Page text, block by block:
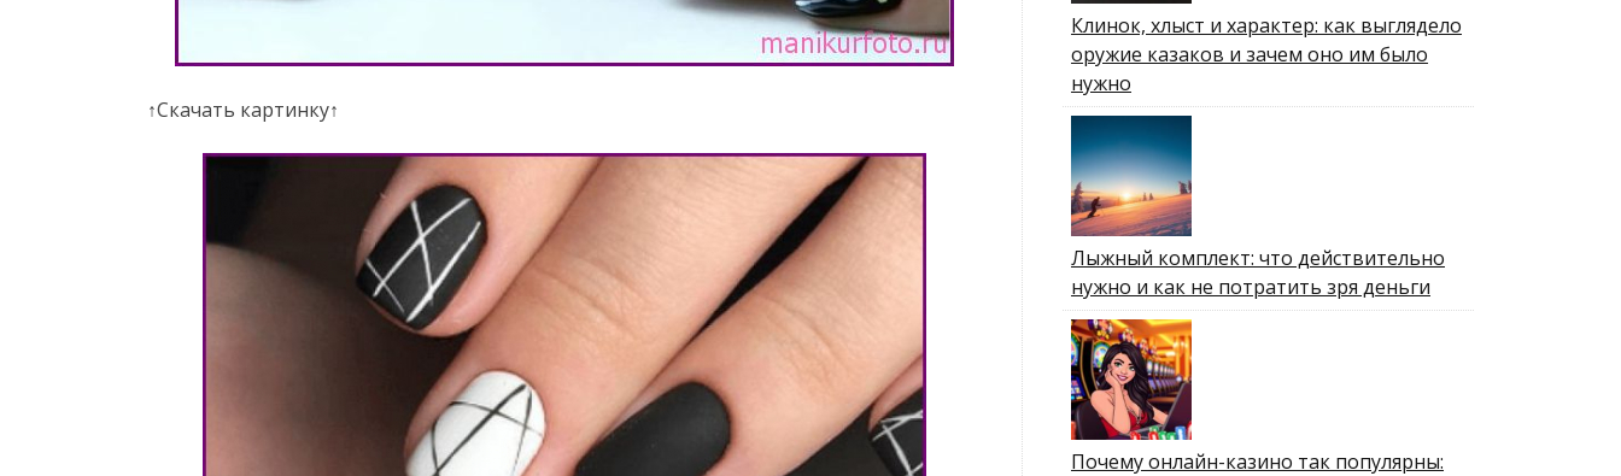
↑Скачать картинку↑
Клинок, хлыст и характер: как выглядело
оружие казаков и зачем оно им было
нужно
Лыжный комплект: что действительно
нужно и как не потратить зря деньги
Почему онлайн-казино так популярны: